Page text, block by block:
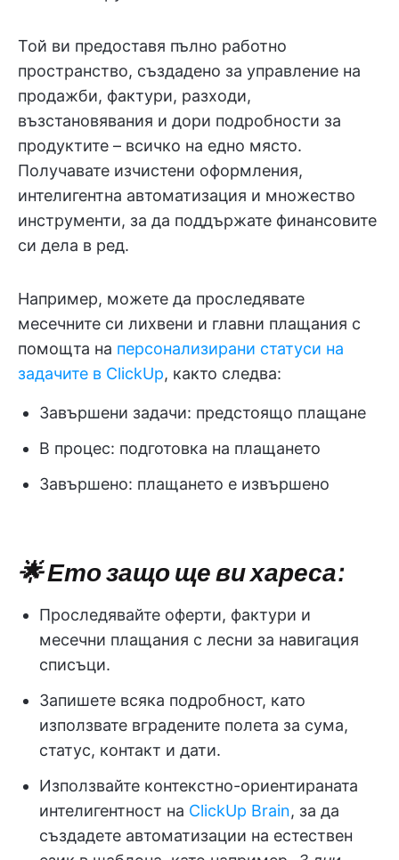
Той ви предоставя пълно работно
пространство, създадено за управление на
продажби, фактури, разходи,
възстановявания и дори подробности за
продуктите – всичко на едно място.
Получавате изчистени оформления,
интелигентна автоматизация и множество
инструменти, за да поддържате финансовите
си дела в ред.
Например, можете да проследявате
месечните си лихвени и главни плащания с
помощта на персонализирани статуси на
задачите в ClickUp, както следва:
Завършени задачи: предстоящо плащане
В процес: подготовка на плащането
Завършено: плащането е извършено
🌟 Ето защо ще ви хареса:
Проследявайте оферти, фактури и
месечни плащания с лесни за навигация
списъци.
Запишете всяка подробност, като
използвате вградените полета за сума,
статус, контакт и дати.
Използвайте контекстно-ориентираната
интелигентност на ClickUp Brain, за да
създадете автоматизации на естествен